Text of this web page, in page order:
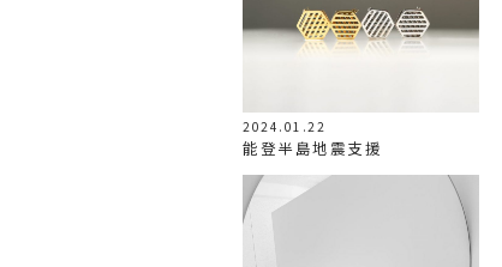
2024.01.22
能登半島地震支援